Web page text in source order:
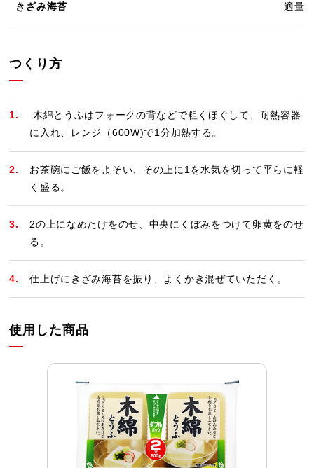
きざみ海苔 適量
つくり方
.木綿とうふはフォークの背などで粗くほぐして、耐熱容器
に入れ、レンジ（600W)で1分加熱する。
お茶碗にご飯をよそい、その上に1を水気を切って平らに軽
く盛る。
2の上になめたけをのせ、中央にくぼみをつけて卵黄をのせ
る。
仕上げにきざみ海苔を振り、よくかき混ぜていただく。
使用した商品